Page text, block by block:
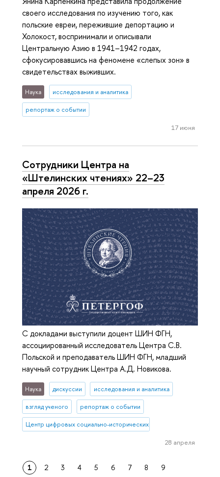
своего исследования по изучению того, как
польские евреи, пережившие депортацию и
Холокост, воспринимали и описывали
Центральную Азию в 1941–1942 годах,
сфокусировавшись на феномене «слепых зон» в
свидетельствах выживших.
Наука исследования и аналитика
репортаж о событии
17 июня
Сотрудники Центра на
«Штелинских чтениях» 22–23
апреля 2026 г.
С докладами выступили доцент ШИН ФГН,
ассоциированный исследователь Центра С.В.
Польской и преподаватель ШИН ФГН, младший
научный сотрудник Центра А.Д. Новикова.
Наука дискуссии исследования и аналитика
взгляд ученого репортаж о событии
Центр цифровых социально-исторических исследований
28 апреля
1 2 3 4 5 6 7 8 9